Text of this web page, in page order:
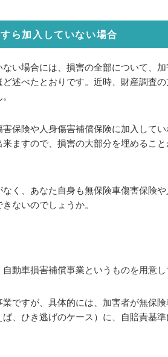
ら加入していない場合
い場合には、損害の全部について、
述べたとおりです。近時、財産調査の
保険や人身傷害補償保険に加入して
ますので、損害の大部分を埋めること
く、あなた自身も無保険車傷害保険
ないのでしょうか。
動車損害補償事業というものを用意し
ですが、具体的には、加害者が無保
、ひき逃げのケース）に、自賠責基